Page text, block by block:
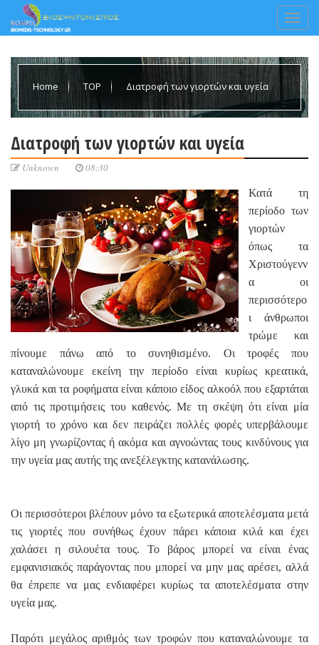
Home TOP Διατροφή των γιορτών και υγεία
Διατροφή των γιορτών και υγεία
Unknown 08:30
Κατά τη
περίοδο των
γιορτών
όπως τα
Χριστούγενν
α οι
περισσότερο
ι άνθρωποι
τρώμε και
πίνουμε πάνω από το συνηθισμένο. Οι τροφές που
καταναλώνουμε εκείνη την περίοδο είναι κυρίως κρεατικά,
γλυκά και τα ροφήματα είναι κάποιο είδος αλκοόλ που εξαρτάται
από τις προτιμήσεις του καθενός. Με τη σκέψη ότι είναι μία
γιορτή το χρόνο και δεν πειράζει πολλές φορές υπερβάλουμε
λίγο μη γνωρίζοντας ή ακόμα και αγνοώντας τους κινδύνους για
την υγεία μας αυτής της ανεξέλεγκτης κατανάλωσης.
Οι περισσότεροι βλέπουν μόνο τα εξωτερικά αποτελέσματα μετά
τις γιορτές που συνήθως έχουν πάρει κάποια κιλά και έχει
χαλάσει η σιλουέτα τους. Το βάρος μπορεί να είναι ένας
εμφανισιακός παράγοντας που μπορεί να μην μας αρέσει, αλλά
θα έπρεπε να μας ενδιαφέρει κυρίως τα αποτελέσματα στην
υγεία μας.
Παρότι μεγάλος αριθμός των τροφών που καταναλώνουμε τα